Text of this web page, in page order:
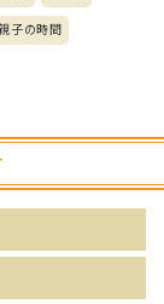
子の時間